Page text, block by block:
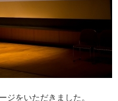
をいただきました。